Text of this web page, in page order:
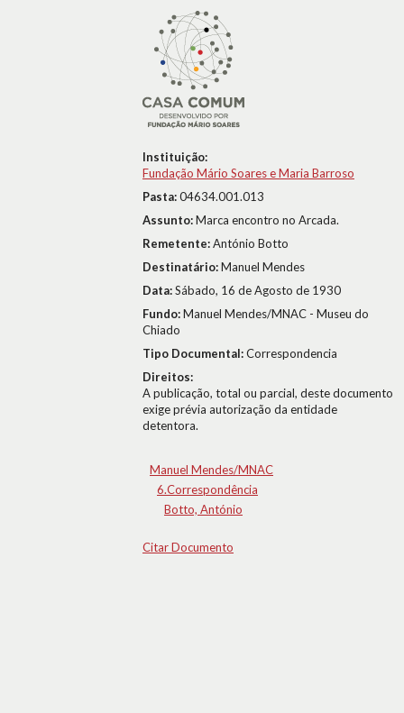
Instituição:
Fundação Mário Soares e Maria Barroso
Pasta:04634.001.013
Assunto:Marca encontro no Arcada.
Remetente:António Botto
Destinatário:Manuel Mendes
Data:Sábado, 16 de Agosto de 1930
Fundo:Manuel Mendes/MNAC - Museu do
Chiado
Tipo Documental:Correspondencia
Direitos:
A publicação, total ou parcial, deste documento
exige prévia autorização da entidade
detentora.
Manuel Mendes/MNAC
6.Correspondência
Botto, António
Citar Documento